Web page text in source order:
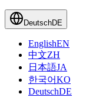
DeutschDE
EnglishEN
中文ZH
日本語JA
한국어KO
DeutschDE